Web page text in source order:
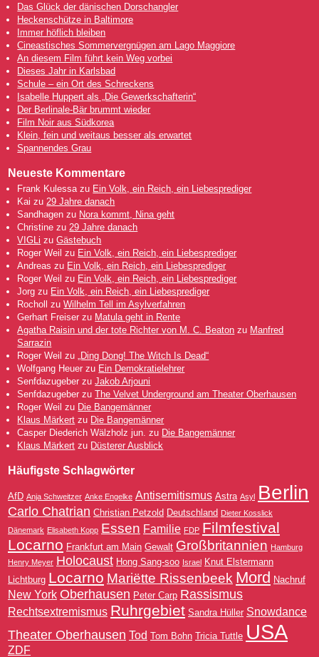
Das Glück der dänischen Dorschangler
Heckenschütze in Baltimore
Immer höflich bleiben
Cineastisches Sommervergnügen am Lago Maggiore
An diesem Film führt kein Weg vorbei
Dieses Jahr in Karlsbad
Schule – ein Ort des Schreckens
Isabelle Huppert als „Die Gewerkschafterin“
Der Berlinale-Bär brummt wieder
Film Noir aus Südkorea
Klein, fein und weitaus besser als erwartet
Spannendes Grau
Neueste Kommentare
Frank Kulessa zu Ein Volk, ein Reich, ein Liebesprediger
Kai zu 29 Jahre danach
Sandhagen zu Nora kommt, Nina geht
Christine zu 29 Jahre danach
VIGLi zuGästebuch
Roger Weil zu Ein Volk, ein Reich, ein Liebesprediger
Andreas zu Ein Volk, ein Reich, ein Liebesprediger
Roger Weil zu Ein Volk, ein Reich, ein Liebesprediger
Jorg zu Ein Volk, ein Reich, ein Liebesprediger
Rocholl
zuWilhelm Tell im Asylverfahren
Gerhart Freiser zu Matula geht in Rente
Agatha Raisin und der tote Richter von M. C. Beaton zu Manfred
Sarrazin
Roger Weil zu
„Ding Dong! The Witch Is Dead“
Wolfgang Heuer zu Ein Demokratielehrer
Senfdazugeber zuJakob Arjouni
Senfdazugeber zuThe Velvet Underground am Theater Oberhausen
Roger Weil zu Die Bangemänner
Klaus Märkert zu Die Bangemänner
Casper Diederich Wälzholz jun. zu Die Bangemänner
Klaus Märkert zu Düsterer Ausblick
Häufigste Schlagwörter
AfD Anja Schweitzer Anke Engelke Antisemitismus Astra Asyl Berlin
Carlo Chatrian Christian Petzold Deutschland Dieter Kosslick
Dänemark Elisabeth Kopp Essen Familie FDP Filmfestival
Locarno Frankfurt am Main Gewalt Großbritannien Hamburg
Henry Meyer Holocaust Hong Sang-soo Israel Knut Elstermann
Lichtburg Locarno Mariëtte Rissenbeek Mord Nachruf
New York Oberhausen Peter Carp Rassismus
Rechtsextremismus Ruhrgebiet Sandra Hüller Snowdance
Theater Oberhausen Tod Tom Bohn Tricia Tuttle USA
ZDF